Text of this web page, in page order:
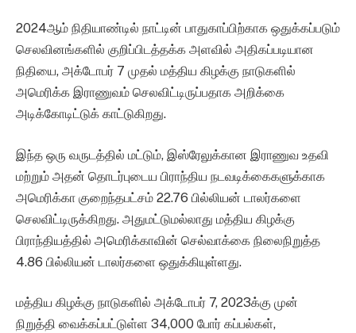
2024ஆம் நிதியாண்டில் நாட்டின் பாதுகாப்பிற்காக ஒதுக்கப்படும்
செலவினங்களில் குறிப்பிடத்தக்க அளவில் அதிகப்படியான
நிதியை, அக்டோபர் 7 முதல் மத்திய கிழக்கு நாடுகளில்
அமெரிக்க இராணுவம் செலவிட்டிருப்பதாக அறிக்கை
அடிக்கோடிட்டுக் காட்டுகிறது.
இந்த ஒரு வருடத்தில் மட்டும், இஸ்ரேலுக்கான இராணுவ உதவி
மற்றும் அதன் தொடர்புடைய பிராந்திய நடவடிக்கைகளுக்காக
அமெரிக்கா குறைந்தபட்சம் 22.76 பில்லியன் டாலர்களை
செலவிட்டிருக்கிறது. அதுமட்டுமல்லாது மத்திய கிழக்கு
பிராந்தியத்தில் அமெரிக்காவின் செல்வாக்கை நிலைநிறுத்த
4.86 பில்லியன் டாலர்களை ஒதுக்கியுள்ளது.
மத்திய கிழக்கு நாடுகளில் அக்டோபர் 7, 2023க்கு முன்
நிறுத்தி வைக்கப்பட்டுள்ள 34,000 போர் கப்பல்கள்,